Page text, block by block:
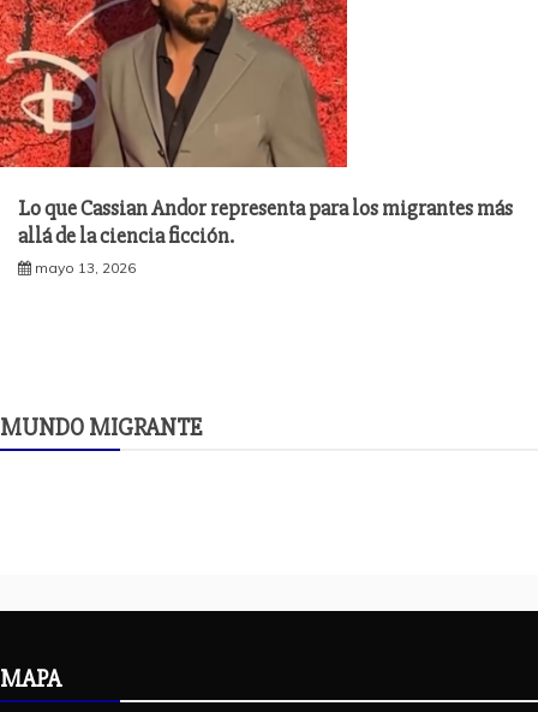
Lo que Cassian Andor representa para los migrantes más
allá de la ciencia ficción.
mayo 13, 2026
MUNDO MIGRANTE
MAPA